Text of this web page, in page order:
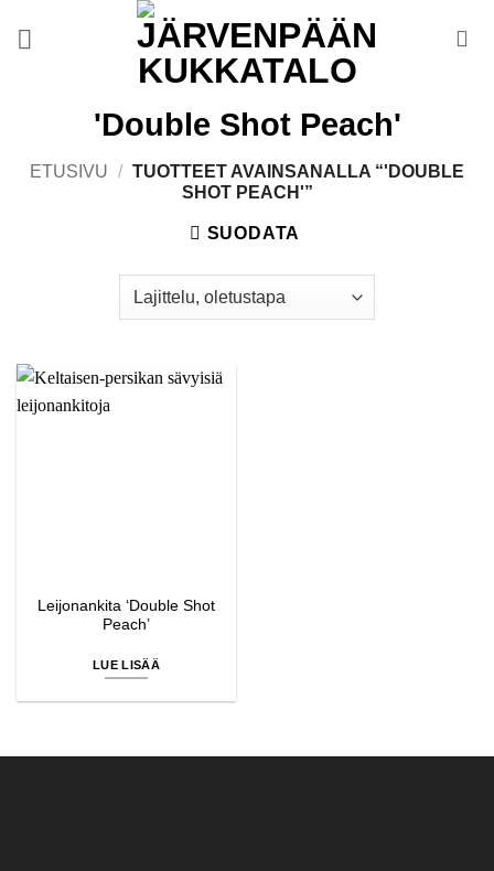
'Double Shot Peach'
ETUSIVU / TUOTTEET AVAINSANALLA “'DOUBLE
SHOT PEACH'”
SUODATA
Leijonankita ‘Double Shot
Peach’
LUE LISÄÄ